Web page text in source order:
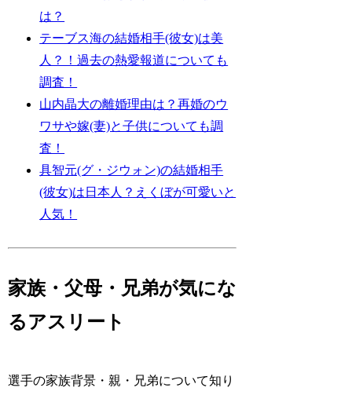
は？
テーブス海の結婚相手(彼女)は美
人？！過去の熱愛報道についても
調査！
山内晶大の離婚理由は？再婚のウ
ワサや嫁(妻)と子供についても調
査！
具智元(グ・ジウォン)の結婚相手
(彼女)は日本人？えくぼが可愛いと
人気！
家族・父母・兄弟が気にな
るアスリート
選手の家族背景・親・兄弟について知り